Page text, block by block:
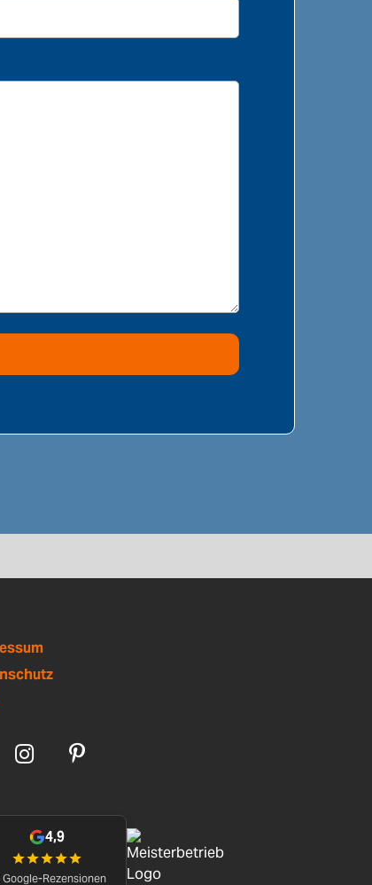
4,9
Google-Rezensionen